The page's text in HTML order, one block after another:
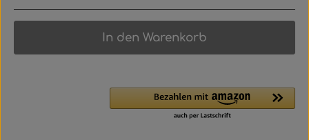
In den Warenkorb